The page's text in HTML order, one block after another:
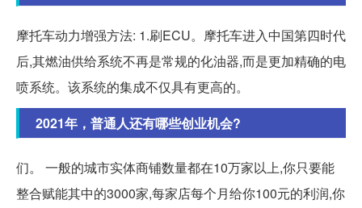
摩托车动力增强方法: 1.刷ECU。摩托车进入中国第四时代
后,其燃油供给系统不再是常规的化油器,而是更加精确的电
喷系统。该系统的集成不仅具有更高的。
2021年，普通人还有哪些创业机会?
们。 一般的城市实体商铺数量都在10万家以上,你只要能
整合赋能其中的3000家,每家店每个月给你100元的利润,你